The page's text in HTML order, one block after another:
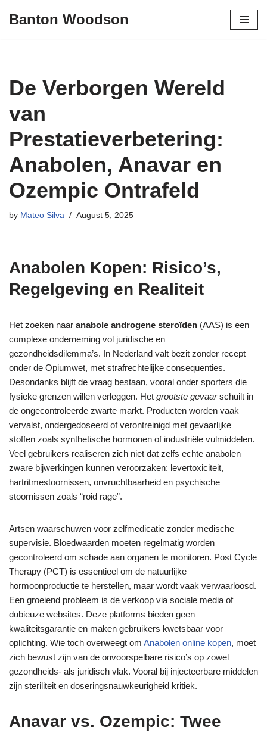
Banton Woodson
De Verborgen Wereld
van
Prestatieverbetering:
Anabolen, Anavar en
Ozempic Ontrafeld
by Mateo Silva August 5, 2025
Anabolen Kopen: Risico’s,
Regelgeving en Realiteit
Het zoeken naar anabole androgene steroïden (AAS) is een
complexe onderneming vol juridische en
gezondheidsdilemma’s. In Nederland valt bezit zonder recept
onder de Opiumwet, met strafrechtelijke consequenties.
Desondanks blijft de vraag bestaan, vooral onder sporters die
fysieke grenzen willen verleggen. Het grootste gevaarschuilt in
de ongecontroleerde zwarte markt. Producten worden vaak
vervalst, ondergedoseerd of verontreinigd met gevaarlijke
stoffen zoals synthetische hormonen of industriële vulmiddelen.
Veel gebruikers realiseren zich niet dat zelfs echte anabolen
zware bijwerkingen kunnen veroorzaken: levertoxiciteit,
hartritmestoornissen, onvruchtbaarheid en psychische
stoornissen zoals “roid rage”.
Artsen waarschuwen voor zelfmedicatie zonder medische
supervisie. Bloedwaarden moeten regelmatig worden
gecontroleerd om schade aan organen te monitoren. Post Cycle
Therapy (PCT) is essentieel om de natuurlijke
hormoonproductie te herstellen, maar wordt vaak verwaarloosd.
Een groeiend probleem is de verkoop via sociale media of
dubieuze websites. Deze platforms bieden geen
kwaliteitsgarantie en maken gebruikers kwetsbaar voor
oplichting. Wie toch overweegt om Anabolen online kopen, moet
zich bewust zijn van de onvoorspelbare risico’s op zowel
gezondheids- als juridisch vlak. Vooral bij injecteerbare middelen
zijn steriliteit en doseringsnauwkeurigheid kritiek.
Anavar vs. Ozempic: Twee